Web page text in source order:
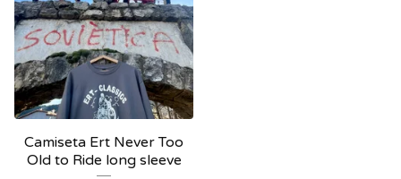
Camiseta Ert Never Too
Old to Ride long sleeve